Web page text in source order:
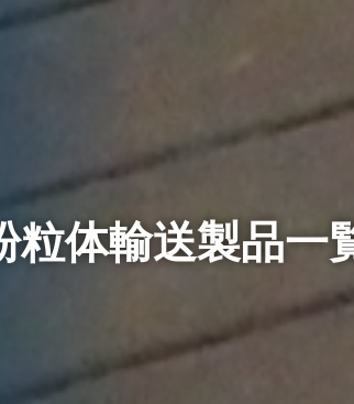
粒体輸送製品一